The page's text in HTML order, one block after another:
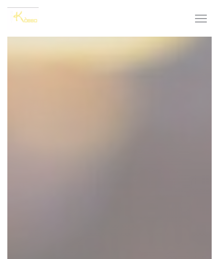
Πίνακας διαχείρισης "Μπισκότων" (Cookies)